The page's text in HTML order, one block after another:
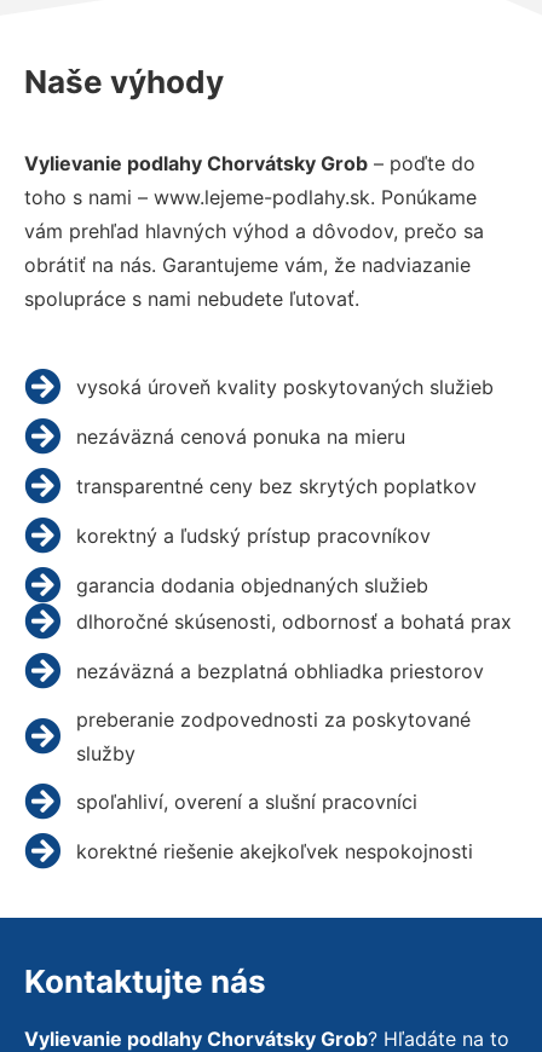
Naše výhody
Vylievanie podlahy Chorvátsky Grob – poďte do
toho s nami – www.lejeme-podlahy.sk. Ponúkame
vám prehľad hlavných výhod a dôvodov, prečo sa
obrátiť na nás. Garantujeme vám, že nadviazanie
spolupráce s nami nebudete ľutovať.
vysoká úroveň kvality poskytovaných služieb
nezáväzná cenová ponuka na mieru
transparentné ceny bez skrytých poplatkov
korektný a ľudský prístup pracovníkov
garancia dodania objednaných služieb
dlhoročné skúsenosti, odbornosť a bohatá prax
nezáväzná a bezplatná obhliadka priestorov
preberanie zodpovednosti za poskytované
služby
spoľahliví, overení a slušní pracovníci
korektné riešenie akejkoľvek nespokojnosti
Kontaktujte nás
Vylievanie podlahy Chorvátsky Grob? Hľadáte na to